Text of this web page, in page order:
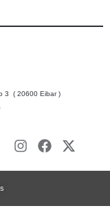
3 ( 20600 Eibar )